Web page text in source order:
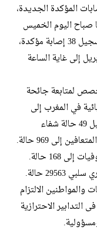
المؤكدة الجديدة،
صباح اليوم الخميس
30 أبريل 2020، حيث بلغت 4359 حالة، بعد تسجيل 38 إصابة مؤكدة،
الرابعة بعد زوال يوم الأربعاء 29 أبريل إلى غاية الساعة
لمتابعة جائحة
في المغرب إلى
غاية صباح الخميس 30 أبريل، حيث تم تسجيل 49 حالة شفاء
إلى 969 حالة.
168 حالة.
حالة.
والمواطنين الالتزام
التدابير الاحترازية